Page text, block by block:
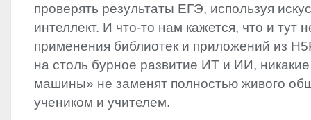
проверять результаты ЕГЭ, используя
интеллект. И что-то нам кажется, что и тут
применения библиотек и приложений из
на столь бурное развитие ИТ и ИИ,
машины» не заменят полностью живого
учеником и учителем.